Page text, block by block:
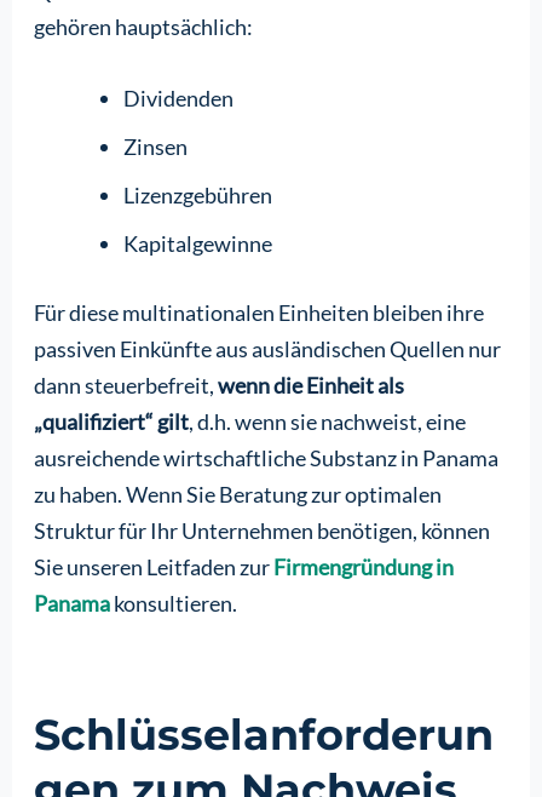
gehören hauptsächlich:
Dividenden
Zinsen
Lizenzgebühren
Kapitalgewinne
Für diese multinationalen Einheiten bleiben ihre
passiven Einkünfte aus ausländischen Quellen nur
dann steuerbefreit,wenn die Einheit als
„qualifiziert“ gilt, d.h. wenn sie nachweist, eine
ausreichende wirtschaftliche Substanz in Panama
zu haben. Wenn Sie Beratung zur optimalen
Struktur für Ihr Unternehmen benötigen, können
Sie unseren Leitfaden zurFirmengründung in
Panamakonsultieren.
Schlüsselanforderun